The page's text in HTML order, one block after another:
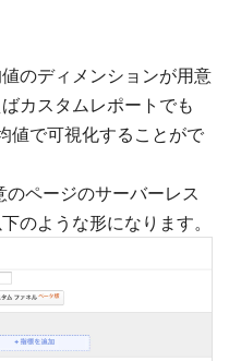
のディメンションが用意
カスタムレポートでも
値で可視化することがで
ページのサーバーレス
のような形になります。